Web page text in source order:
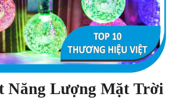
Năng Lượng Mặt Trời